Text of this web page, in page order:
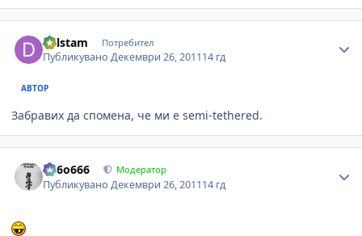
delstam Потребител
ПубликуваноДекември 26, 201114 гд
АВТОР
Забравих да спомена, че ми е semi-tethered.
Pe6o666 Модератор
ПубликуваноДекември 26, 201114 гд